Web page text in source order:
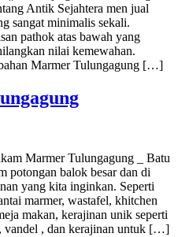
Antik Sejahtera men jual
sangat minimalis sekali.
pathok atas bawah yang
nilai kemewahan.
Marmer Tulungagung […]
Marmer Tulungagung _ Batu
potongan balok besar dan di
yang kita inginkan. Seperti
marmer, wastafel, khitchen
makan, kerajinan unik seperti
vandel , dan kerajinan untuk […]